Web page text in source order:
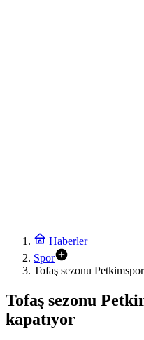
15 Temmuz’un firari teröristi
18:42
Kütahya’da Başkan
20:06
Cumhurbaşkanı Erdoğan’dan
Haberler
Spor
Tofaş sezonu
Tofaş sezonu
kapatıyor